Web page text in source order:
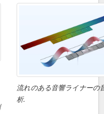
流れのある音響ライナーの
析.